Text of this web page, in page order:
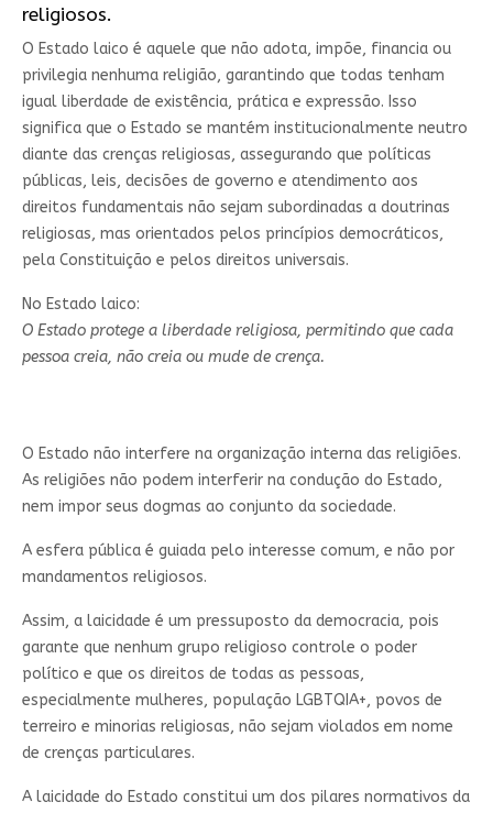
religiosos.
O Estado laico é aquele que não adota, impõe, financia ou
privilegia nenhuma religião, garantindo que todas tenham
igual liberdade de existência, prática e expressão. Isso
significa que o Estado se mantém institucionalmente neutro
diante das crenças religiosas, assegurando que políticas
públicas, leis, decisões de governo e atendimento aos
direitos fundamentais não sejam subordinadas a doutrinas
religiosas, mas orientados pelos princípios democráticos,
pela Constituição e pelos direitos universais.
No Estado laico:
O Estado protege a liberdade religiosa, permitindo que cada
pessoa creia, não creia ou mude de crença.
O Estado não interfere na organização interna das religiões.
As religiões não podem interferir na condução do Estado,
nem impor seus dogmas ao conjunto da sociedade.
A esfera pública é guiada pelo interesse comum, e não por
mandamentos religiosos.
Assim, a laicidade é um pressuposto da democracia, pois
garante que nenhum grupo religioso controle o poder
político e que os direitos de todas as pessoas,
especialmente mulheres, população LGBTQIA+, povos de
terreiro e minorias religiosas, não sejam violados em nome
de crenças particulares.
A laicidade do Estado constitui um dos pilares normativos da